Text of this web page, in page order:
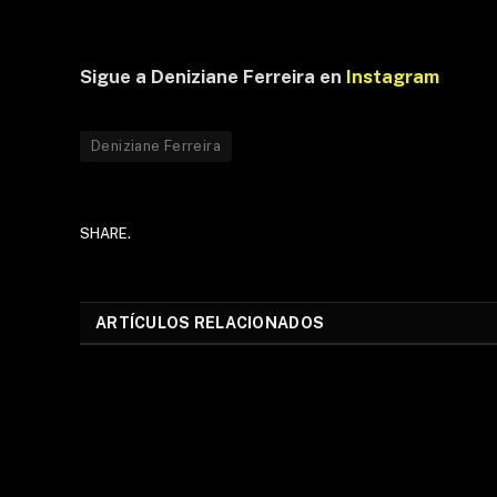
Sigue a Deniziane Ferreira en Instagram
Deniziane Ferreira
SHARE.
ARTÍCULOS RELACIONADOS